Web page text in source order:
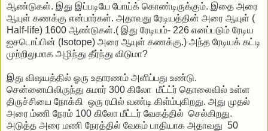
ஆண்டுகள். இது இப்படியே போய்க் கொண்டிருக்கும். இதை அரை
ஆயுள் கணக்கு என்பார்கள். அதாவது ரேடியத்தின் அரை ஆயுள் (
Half-life) 1600 ஆண்டுகள்.( இது ரேடியம்- 226 எனப்படும் ரேடிய
ஐசடொப்பின் (Isotope) அரை ஆயுள் கணக்கு.) அந்த ரேடியக் கட்டி
முற்றிலுமாக அழிந்து தீர்ந்து விடுமா?
இது விஷயத்தில் ஓரு உதாரணம் அளிப்பது உண்டு.
சென்னையிலிருந்து சுமார் 300 கிலோ மீட்ட்ர் தொலைவில் உள்ள
திருச்சியை நோக்கி ஒரு ரயில் வண்டி கிள்ம்புகிறது. அது முதல்
அரை ம்ணி நேரம் 100 கிலோ மீட்டர் வேகத்தில் செல்கிறது.
அடுத்த அரை மணி நேரத்தில் வேகம் பாதியாக அதாவது 50